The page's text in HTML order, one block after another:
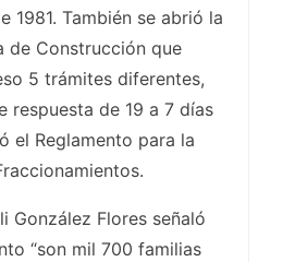
1981. También se abrió la
de Construcción que
5 trámites diferentes,
respuesta de 19 a 7 días
el Reglamento para la
González Flores señaló
“son mil 700 familias